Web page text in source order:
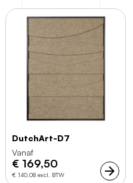
DutchArt-D7
Vanaf
€ 169,50
€ 140,08 excl. BTW